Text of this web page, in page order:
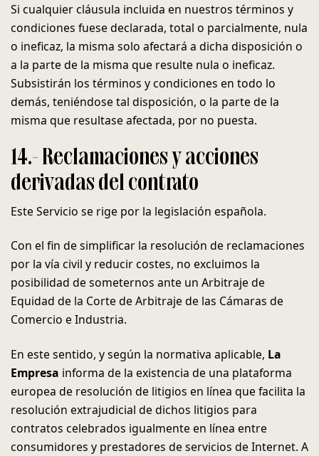
Si cualquier cláusula incluida en nuestros términos y
condiciones fuese declarada, total o parcialmente, nula
o ineficaz, la misma solo afectará a dicha disposición o
a la parte de la misma que resulte nula o ineficaz.
Subsistirán los términos y condiciones en todo lo
demás, teniéndose tal disposición, o la parte de la
misma que resultase afectada, por no puesta.
14.- Reclamaciones y acciones
derivadas del contrato
Este Servicio se rige por la legislación española.
Con el fin de simplificar la resolución de reclamaciones
por la vía civil y reducir costes, no excluimos la
posibilidad de someternos ante un Arbitraje de
Equidad de la Corte de Arbitraje de las Cámaras de
Comercio e Industria.
En este sentido, y según la normativa aplicable, La
Empresa informa de la existencia de una plataforma
europea de resolución de litigios en línea que facilita la
resolución extrajudicial de dichos litigios para
contratos celebrados igualmente en línea entre
consumidores y prestadores de servicios de Internet. A